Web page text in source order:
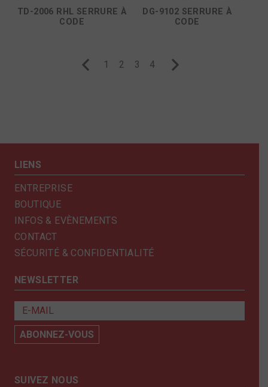
TD-2006 RHL SERRURE À
CODE
DG-9102 SERRURE À
CODE
1 2 3 4
LIENS
ENTREPRISE
BOUTIQUE
INFOS & EVÈNEMENTS
CONTACT
SÉCURITÉ & CONFIDENTIALITÉ
NEWSLETTER
SUIVEZ NOUS